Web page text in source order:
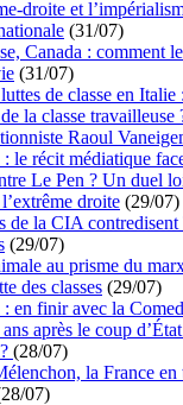
droite et
(31/07)
Canada : comment
(31/07)
de classe en Italie
la classe travailleuse
Raoul
le récit médiatique
Le Pen ? Un duel
droite (29/07)
de la CIA
(29/07)
au prisme du
des classes (29/07)
en finir avec la
après le coup
(28/07)
la France en
07)